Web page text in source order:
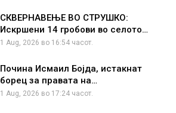
СКВЕРНАВЕЊЕ ВО СТРУШКО:
Искршени 14 гробови во селото…
1 Aug, 2026 во 16:54 часот.
Почина Исмаил Бојда, истакнат
борец за правата на…
1 Aug, 2026 во 17:24 часот.